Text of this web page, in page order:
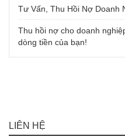
Tư Vấn, Thu Hồi Nợ Doanh
Thu hồi nợ cho doanh
dòng tiền của bạn!
LIÊN HỆ